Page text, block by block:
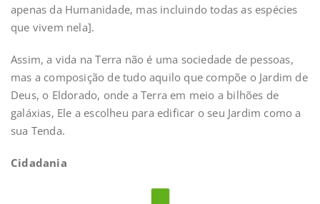
apenas da Humanidade, mas incluindo todas as espécies
que vivem nela].
Assim, a vida na Terra não é uma sociedade de pessoas,
mas a composição de tudo aquilo que compõe o Jardim de
Deus, o Eldorado, onde a Terra em meio a bilhões de
galáxias, Ele a escolheu para edificar o seu Jardim como a
sua Tenda.
Cidadania